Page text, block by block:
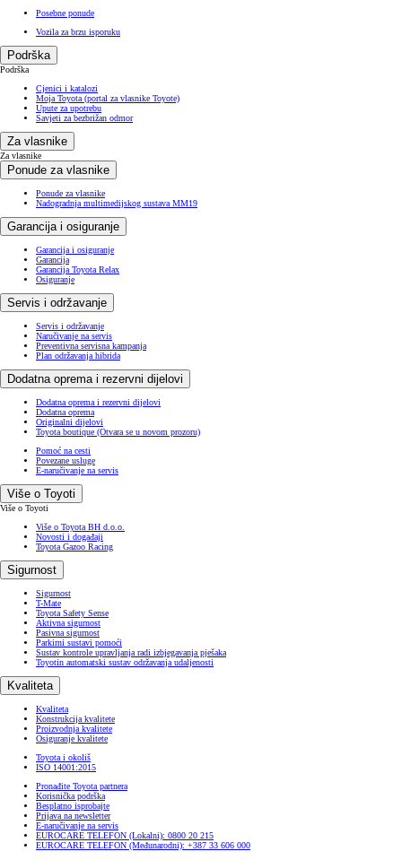
Posebne ponude
Vozila za brzu isporuku
Podrška
Podrška
Cjenici i katalozi
Moja Toyota (portal za vlasnike Toyote)
Upute za upotrebu
Savjeti za bezbrižan odmor
Za vlasnike
Za vlasnike
Ponude za vlasnike
Ponude za vlasnike
Nadogradnja multimedijskog sustava MM19
Garancija i osiguranje
Garancija i osiguranje
Garancija
Garancija Toyota Relax
Osiguranje
Servis i održavanje
Servis i održavanje
Naručivanje na servis
Preventivna servisna kampanja
Plan održavanja hibrida
Dodatna oprema i rezervni dijelovi
Dodatna oprema i rezervni dijelovi
Dodatna oprema
Originalni dijelovi
Toyota boutique (Otvara se u novom prozoru)
Pomoć na cesti
Povezane usluge
E-naručivanje na servis
Više o Toyoti
Više o Toyoti
Više o Toyota BH d.o.o.
Novosti i događaji
Toyota Gazoo Racing
Sigurnost
Sigurnost
T-Mate
Toyota Safety Sense
Aktivna sigurnost
Pasivna sigurnost
Parkirni sustavi pomoći
Sustav kontrole upravljanja radi izbjegavanja pješaka
Toyotin automatski sustav održavanja udaljenosti
Kvaliteta
Kvaliteta
Konstrukcija kvalitete
Proizvodnja kvalitete
Osiguranje kvalitete
Toyota i okoliš
ISO 14001:2015
Pronađite Toyota partnera
Korisnička podrška
Besplatno isprobajte
Prijava na newsletter
E-naručivanje na servis
EUROCARE TELEFON (Lokalni): 0800 20 215
EUROCARE TELEFON (Međunarodni): +387 33 606 000